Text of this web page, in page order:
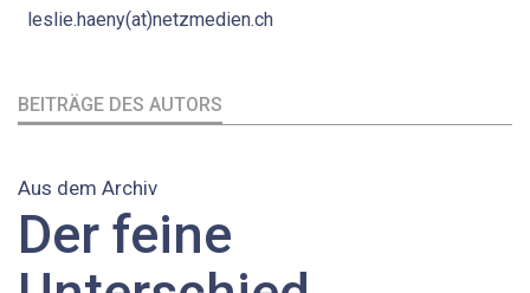
leslie.haeny(at)netzmedien.ch
BEITRÄGE DES AUTORS
Aus dem Archiv
Der feine